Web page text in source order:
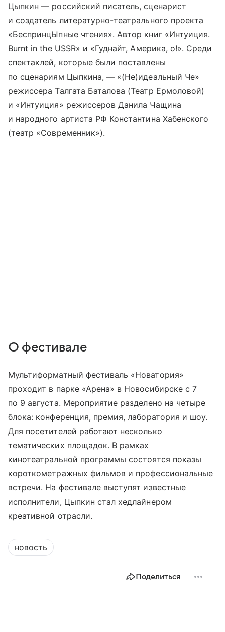
Цыпкин — российский писатель, сценарист
и создатель литературно-театрального проекта
«БеспринцЫпные чтения». Автор книг «Интуиция.
Burnt in the USSR» и «Гуднайт, Америка, о!». Среди
спектаклей, которые были поставлены
по сценариям Цыпкина, — «(Не)идеальный Че»
режиссера Талгата Баталова (Театр Ермоловой)
и «Интуиция» режиссеров Данила Чащина
и народного артиста РФ Константина Хабенского
(театр «Современник»).
О фестивале
Мультиформатный фестиваль «Новатория»
проходит в парке «Арена» в Новосибирске с 7
по 9 августа. Мероприятие разделено на четыре
блока: конференция, премия, лаборатория и шоу.
Для посетителей работают несколько
тематических площадок. В рамках
кинотеатральной программы состоятся показы
короткометражных фильмов и профессиональные
встречи. На фестивале выступят известные
исполнители, Цыпкин стал хедлайнером
креативной отрасли.
новость
Поделиться